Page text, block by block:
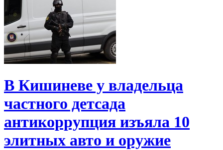
В Кишиневе у владельца
частного детсада
антикоррупция изъяла 10
элитных авто и оружие